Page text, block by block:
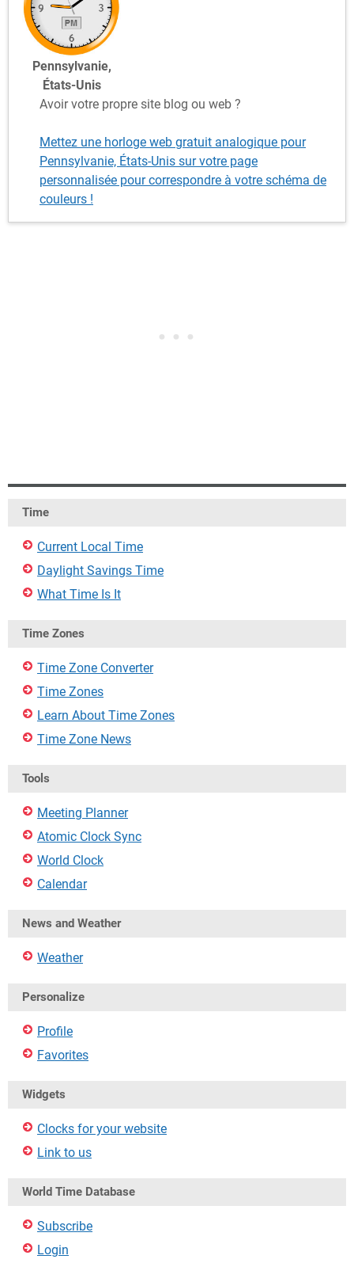
Pennsylvanie,
États-Unis
Avoir votre propre site blog ou web ?
Mettez une horloge web gratuit analogique pour
Pennsylvanie, États-Unis sur votre page
personnalisée pour correspondre à votre schéma de
couleurs !
Time
Current Local Time
Daylight Savings Time
What Time Is It
Time Zones
Time Zone Converter
Time Zones
Learn About Time Zones
Time Zone News
Tools
Meeting Planner
Atomic Clock Sync
World Clock
Calendar
News and Weather
Weather
Personalize
Profile
Favorites
Widgets
Clocks for your website
Link to us
World Time Database
Subscribe
Login